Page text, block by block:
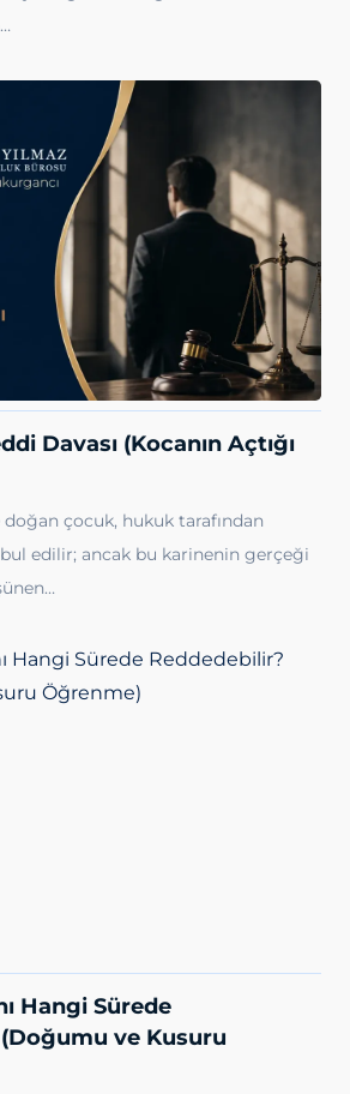
Davası (Kocanın Açtığı
çocuk, hukuk tarafından
edilir; ancak bu karinenin gerçeği
Hangi Sürede
ve Kusuru